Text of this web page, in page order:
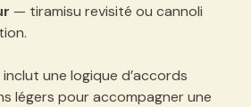
— tiramisu revisité ou cannoli
une logique d’accords
légers pour accompagner une